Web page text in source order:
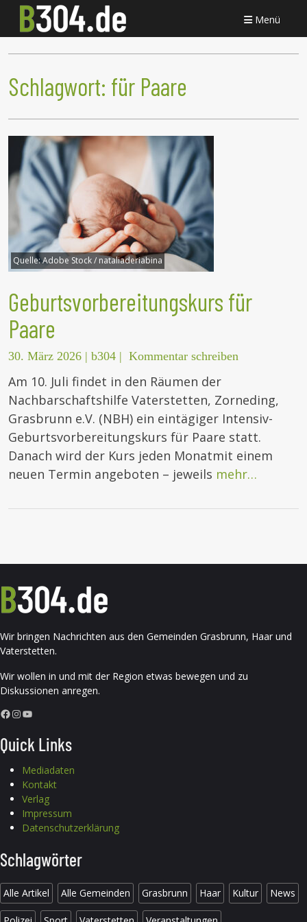
Menü
Schlagwort: für Paare
Quelle:Adobe Stock / nataliaderiabina
Geburtsvorbereitungskurs für
Paare
30. März 2026 | b304 | Kommentar schreiben
Am 10. Juli findet in den Räumen der
Nachbarschaftshilfe Vaterstetten, Zorneding,
Grasbrunn e.V. (NBH) ein eintägiger Intensiv-
Geburtsvorbereitungskurs für Paare statt.
Danach wird der Kurs jeden Monatmit einem
neuen Termin angeboten – jeweils mehr…
Wir bringen Nachrichten aus den Gemeinden Grasbrunn, Haar und
Vaterstetten.
Wir wollen in und mit der Region etwas bewegen und zu
Diskussionen anregen.
Facebook InstagramYouTube
Quick Links
Mediadaten
Kontakt
Verlag
Impressum
Datenschutzerklärung
Schlagwörter
Alle Artikel Alle Gemeinden Grasbrunn Haar Kultur News